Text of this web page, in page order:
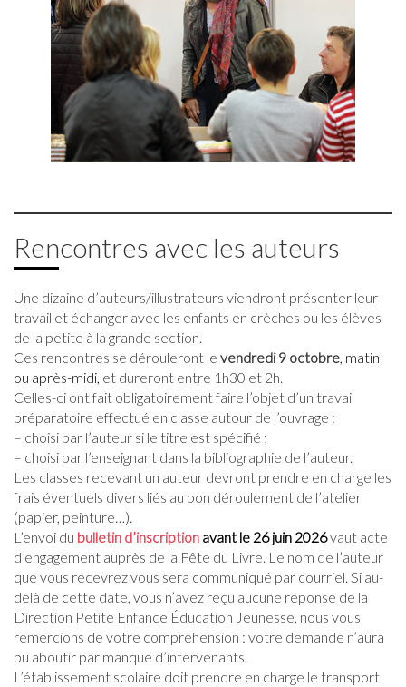
Rencontres avec les auteurs
Une dizaine d’auteurs/illustrateurs viendront présenter leur
travail et échanger avec les enfants en crèches ou les élèves
de la petite à la grande section.
Ces rencontres se dérouleront le vendredi 9 octobre, matin
ou après-midi, et dureront entre 1h30 et 2h.
Celles-ci ont fait obligatoirement faire l’objet d’un travail
préparatoire effectué en classe autour de l’ouvrage :
– choisi par l’auteur si le titre est spécifié ;
– choisi par l’enseignant dans la bibliographie de l’auteur.
Les classes recevant un auteur devront prendre en charge les
frais éventuels divers liés au bon déroulement de l’atelier
(papier, peinture…).
L’envoi du bulletin d’inscription avant le 26 juin 2026vaut acte
d’engagement auprès de la Fête du Livre. Le nom de l’auteur
que vous recevrez vous sera communiqué par courriel. Si au-
delà de cette date, vous n’avez reçu aucune réponse de la
Direction Petite Enfance Éducation Jeunesse, nous vous
remercions de votre compréhension : votre demande n’aura
pu aboutir par manque d’intervenants.
L’établissement scolaire doit prendre en charge le transport